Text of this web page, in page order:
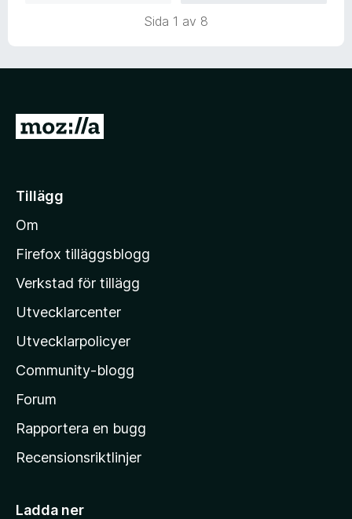
v
5
Sida 1 av 8
G
i
l
M
z
i
l
a
s
h
m
i
Tillägg
Om
Firefox tilläggsblogg
Verkstad för tillägg
Utvecklarcenter
Utvecklarpolicyer
Community-blogg
Forum
Rapportera en bugg
Recensionsriktlinjer
Ladda ner